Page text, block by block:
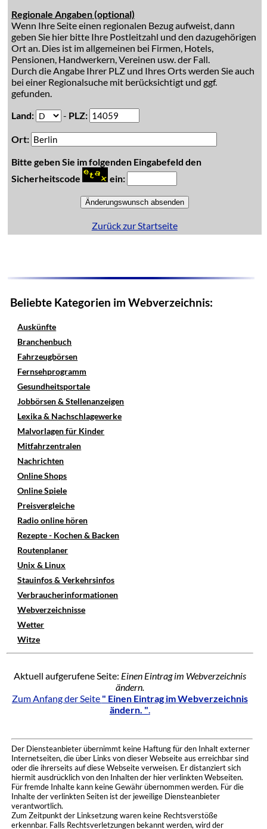
Regionale Angaben (optional)
Wenn Ihre Seite einen regionalen Bezug aufweist, dann
geben Sie hier bitte Ihre Postleitzahl und den dazugehörigen
Ort an. Dies ist im allgemeinen bei Firmen, Hotels,
Pensionen, Handwerkern, Vereinen usw. der Fall.
Durch die Angabe Ihrer PLZ und Ihres Orts werden Sie auch
bei einer Regionalsuche mit berücksichtigt und ggf.
gefunden.
Land:
- PLZ:
Ort:
Bitte geben Sie im folgenden Eingabefeld den
Sicherheitscode
ein:
Zurück zur Startseite
Beliebte Kategorien im Webverzeichnis:
Auskünfte
Branchenbuch
Fahrzeugbörsen
Fernsehprogramm
Gesundheitsportale
Jobbörsen & Stellenanzeigen
Lexika & Nachschlagewerke
Malvorlagen für Kinder
Mitfahrzentralen
Nachrichten
Online Shops
Online Spiele
Preisvergleiche
Radio online hören
Rezepte - Kochen & Backen
Routenplaner
Unix & Linux
Stauinfos & Verkehrsinfos
Verbraucherinformationen
Webverzeichnisse
Wetter
Witze
Aktuell aufgerufene Seite: Einen Eintrag im Webverzeichnis
ändern.
Zum Anfang der Seite " Einen Eintrag im Webverzeichnis
ändern. ".
Der Diensteanbieter übernimmt keine Haftung für den Inhalt externer
Internetseiten, die über Links von dieser Webseite aus erreichbar sind
oder die ihrerseits auf diese Webseite verweisen. Er distanziert sich
hiermit ausdrücklich von den Inhalten der hier verlinkten Webseiten.
Für fremde Inhalte kann keine Gewähr übernommen werden. Für die
Inhalte der verlinkten Seiten ist der jeweilige Diensteanbieter
verantwortlich.
Zum Zeitpunkt der Linksetzung waren keine Rechtsverstöße
erkennbar. Falls Rechtsverletzungen bekannt werden, wird der